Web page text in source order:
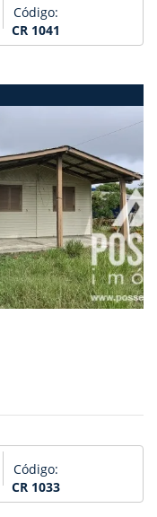
Código:
CR 1041
Código:
CR 1033